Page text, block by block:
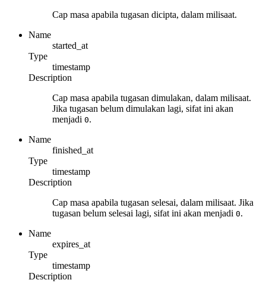
Cap masa apabila tugasan dicipta, dalam milisaat.
Name
started_at
Type
timestamp
Description
Cap masa apabila tugasan dimulakan, dalam milisaat.
Jika tugasan belum dimulakan lagi, sifat ini akan
menjadi 0.
Name
finished_at
Type
timestamp
Description
Cap masa apabila tugasan selesai, dalam milisaat. Jika
tugasan belum selesai lagi, sifat ini akan menjadi 0.
Name
expires_at
Type
timestamp
Description